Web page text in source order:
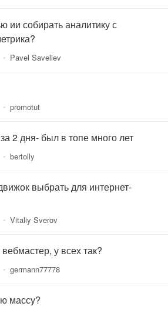
собирать аналитику с
• Pavel Saveliev
• promotut
2 дня- был в топе много лет
• bertolly
выбрать для интернет-
• Vitaliy Sverov
у всех так?
• germann77778
массу?